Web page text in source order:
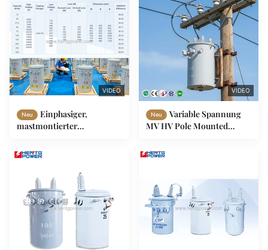
VIDEO
Neu
Einphasiger,
mastmontierter
selbstgekühlt, 98%
Wirkungsgrad für die
Stromverteilung
VIDEO
Neu
Variable Spannung
MV HV Pole Mounted
25 Kva 50 Kva Einphasige